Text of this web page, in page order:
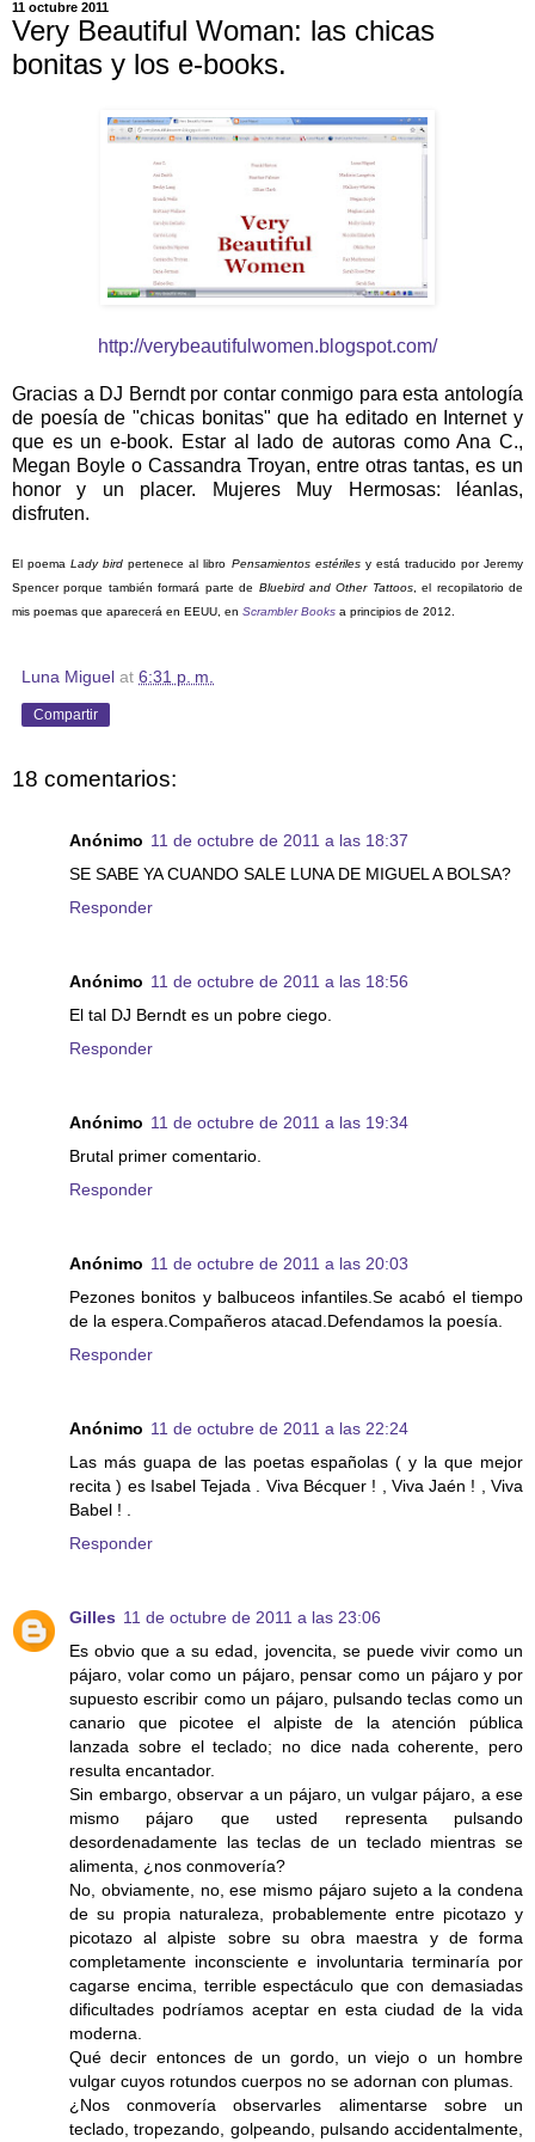
11 octubre 2011
Very Beautiful Woman: las chicas
bonitas y los e-books.
http://verybeautifulwomen.blogspot.com/
Gracias a DJ Berndt por contar conmigo para esta antología
de poesía de "chicas bonitas" que ha editado en Internet y
que es un e-book. Estar al lado de autoras como Ana C.,
Megan Boyle o Cassandra Troyan, entre otras tantas, es un
honor y un placer. Mujeres Muy Hermosas: léanlas,
disfruten.
El poemaLady birdpertenece al libro Pensamientos estérilesy está traducido por Jeremy
Spencer porque también formará parte de Bluebird and Other Tattoos, el recopilatorio de
mis poemas que aparecerá en EEUU, en Scrambler Books a principios de 2012.
Luna Miguel at 6:31 p. m.
Compartir
18 comentarios:
Anónimo 11 de octubre de 2011 a las 18:37
SE SABE YA CUANDO SALE LUNA DE MIGUEL A BOLSA?
Responder
Anónimo 11 de octubre de 2011 a las 18:56
El tal DJ Berndt es un pobre ciego.
Responder
Anónimo 11 de octubre de 2011 a las 19:34
Brutal primer comentario.
Responder
Anónimo 11 de octubre de 2011 a las 20:03
Pezones bonitos y balbuceos infantiles.Se acabó el tiempo
de la espera.Compañeros atacad.Defendamos la poesía.
Responder
Anónimo 11 de octubre de 2011 a las 22:24
Las más guapa de las poetas españolas ( y la que mejor
recita ) es Isabel Tejada . Viva Bécquer ! , Viva Jaén ! , Viva
Babel ! .
Responder
Gilles 11 de octubre de 2011 a las 23:06
Es obvio que a su edad, jovencita, se puede vivir como un
pájaro, volar como un pájaro, pensar como un pájaro y por
supuesto escribir como un pájaro, pulsando teclas como un
canario que picotee el alpiste de la atención pública
lanzada sobre el teclado; no dice nada coherente, pero
resulta encantador.
Sin embargo, observar a un pájaro, un vulgar pájaro, a ese
mismo pájaro que usted representa pulsando
desordenadamente las teclas de un teclado mientras se
alimenta, ¿nos conmovería?
No, obviamente, no, ese mismo pájaro sujeto a la condena
de su propia naturaleza, probablemente entre picotazo y
picotazo al alpiste sobre su obra maestra y de forma
completamente inconsciente e involuntaria terminaría por
cagarse encima, terrible espectáculo que con demasiadas
dificultades podríamos aceptar en esta ciudad de la vida
moderna.
Qué decir entonces de un gordo, un viejo o un hombre
vulgar cuyos rotundos cuerpos no se adornan con plumas.
¿Nos conmovería observarles alimentarse sobre un
teclado, tropezando, golpeando, pulsando accidentalmente,